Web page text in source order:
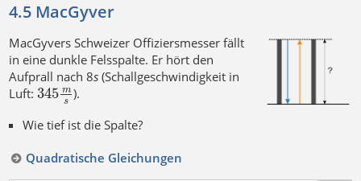
4.5 MacGyver
MacGyvers Schweizer Offiziersmesser fällt
in eine dunkle Felsspalte. Er hört den
Aufprall nach 8s (Schallgeschwindigkeit in
Luft:345 m
s ).
Wie tief ist die Spalte?
Quadratische Gleichungen